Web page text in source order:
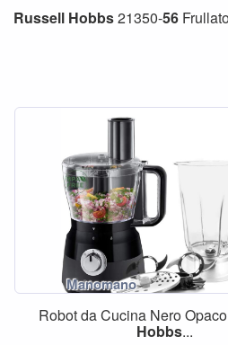
Russell Hobbs21350-56
Robot da Cucina Nero
Hobbs...